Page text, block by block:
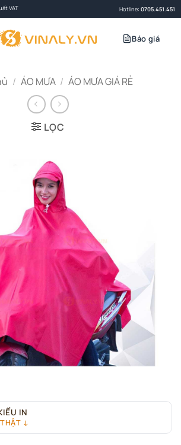
VAT Hotline: 0705.451.451
Báo giá
/ ÁO MƯA / ÁO MƯA GIÁ RẺ
LỌC
IN
↓